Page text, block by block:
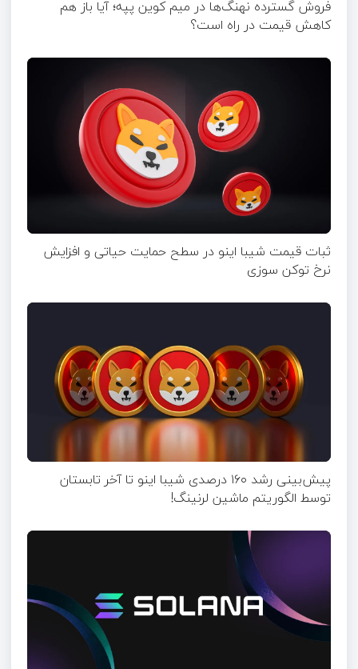
فروش گسترده نهنگ‌ها در میم کوین پپه؛ آیا باز هم
کاهش قیمت در راه است؟
ثبات قیمت شیبا اینو در سطح حمایت حیاتی و افزایش
نرخ توکن سوزی
پیش‌بینی رشد ۱۶۰ درصدی شیبا اینو تا آخر تابستان
توسط الگوریتم ماشین لرنینگ!